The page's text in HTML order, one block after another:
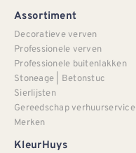
Assortiment
Decoratieve verven
Professionele verven
Professionele buitenlakken
Stoneage | Betonstuc
Sierlijsten
Gereedschap verhuurservice
Merken
KleurHuys